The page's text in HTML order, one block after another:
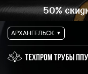
50%
АРХАНГЕЛЬСК